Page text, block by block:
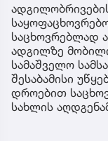
საცხოვრებლად
ადგილზე
სამაშველო
შესაბამისი
დროებით
სახლის